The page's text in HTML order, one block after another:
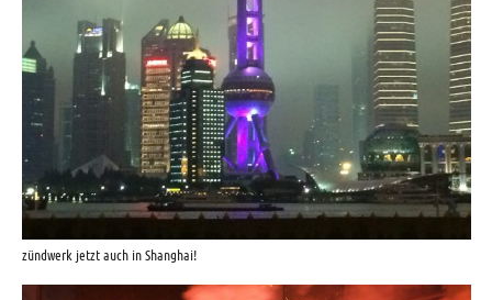
zündwerk jetzt auch in Shanghai!